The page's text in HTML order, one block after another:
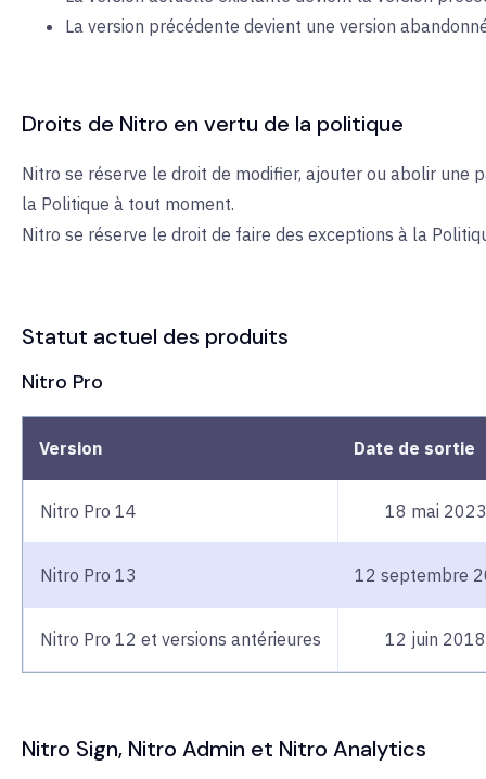
La version précédente devient une version
Droits de Nitro en vertu de la politique
Nitro se réserve le droit de modifier, ajouter ou abolir une
la Politique à tout moment.
Nitro se réserve le droit de faire des exceptions à la
Statut actuel des produits
Nitro Pro
Version Date de sortie
Nitro Pro 14 18 mai 2023
Nitro Pro 13 12 septembre
Nitro Pro 12 et versions antérieures 12 juin 2018
Nitro Sign, Nitro Admin et Nitro Analytics